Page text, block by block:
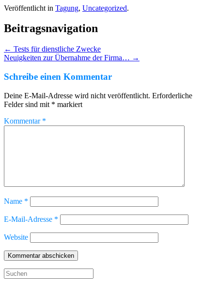
Veröffentlicht in Tagung, Uncategorized.
Beitragsnavigation
← Tests für dienstliche Zwecke
Neuigkeiten zur Übernahme der Firma… →
Schreibe einen Kommentar
Deine E-Mail-Adresse wird nicht veröffentlicht. Erforderliche
Felder sind mit * markiert
Kommentar *
Name *
E-Mail-Adresse *
Website
Suche
nach: